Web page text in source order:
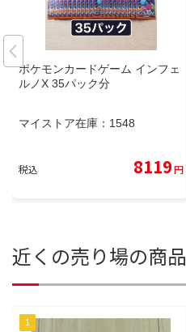
ポケモンカードゲーム インフェ
ルノX 35パック分
マイストア在庫： 1548
税込 8119円
近くの売り場の商品